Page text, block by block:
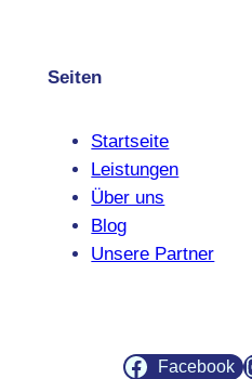
Seiten
Startseite
Leistungen
Über uns
Blog
Unsere Partner
Facebook